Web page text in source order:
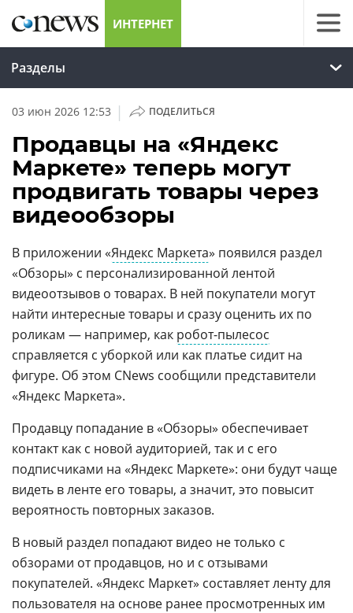
ИНТЕРНЕТ
Разделы
03 июн 2026 12:53 | ПОДЕЛИТЬСЯ
Продавцы на «Яндекс
Маркете» теперь могут
продвигать товары через
видеообзоры
В приложении «Яндекс Маркета» появился раздел
«Обзоры» с персонализированной лентой
видеоотзывов о товарах. В ней покупатели могут
найти интересные товары и сразу оценить их по
роликам — например, как робот-пылесос
справляется с уборкой или как платье сидит на
фигуре. Об этом CNews сообщили представители
«Яндекс Маркета».
Продавцу попадание в «Обзоры» обеспечивает
контакт как с новой аудиторией, так и с его
подписчиками на «Яндекс Маркете»: они будут чаще
видеть в ленте его товары, а значит, это повысит
вероятность повторных заказов.
В новый раздел попадают видео не только с
обзорами от продавцов, но и с отзывами
покупателей. «Яндекс Маркет» составляет ленту для
пользователя на основе ранее просмотренных им